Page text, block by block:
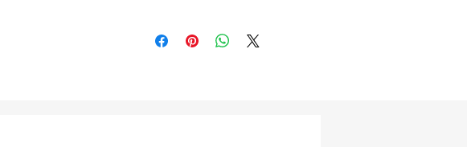
seçenek sunarken, bebeğinizin konforunu